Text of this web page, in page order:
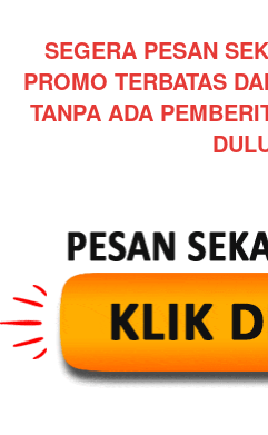
SEGERA PESAN
PROMO TERBATAS
TANPA ADA